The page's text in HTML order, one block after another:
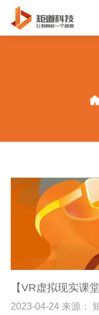
【VR虚拟现实课
2023-04-24 来源：